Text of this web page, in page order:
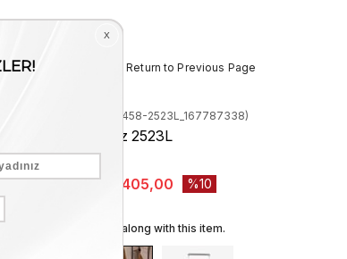
< < Return to Previous Page
(250MCS458-2523L_167787338)
Baggaj Unisex Valiz 2523L
Stock Amount : 2
₺20.450,00 ₺18.405,00 10
We recommend these along with this item.